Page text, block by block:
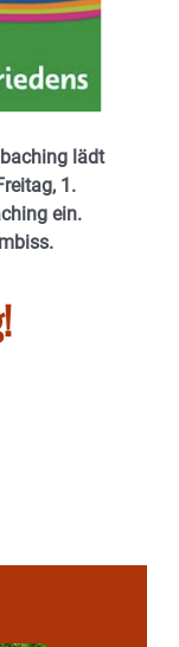
lädt
1.
ein.